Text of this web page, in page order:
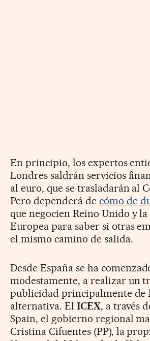
En principio, los expertos
Londres saldrán servicios
al euro, que se trasladarán al
Pero dependerá de cómo de
que negocien Reino Unido y
Europea para saber si otras
el mismo camino de salida.
Desde España se ha
modestamente, a realizar un
publicidad principalmente de
alternativa. El ICEX, a través
Spain, el gobierno regional
Cristina Cifuentes (PP), la